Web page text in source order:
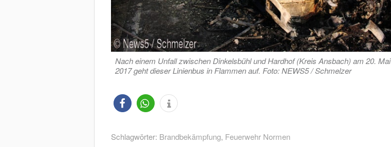
Nach einem Unfall zwischen Dinkelsbühl und Hardhof (Kreis Ansbach) am 20. Mai
2017 geht dieser Linienbus in Flammen auf. Foto: NEWS5 / Schmelzer
Schlagwörter: Brandbekämpfung, Feuerwehr Normen